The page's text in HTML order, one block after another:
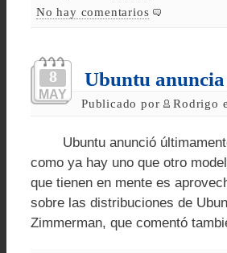
No hay comentarios
8
MAY
Ubuntu
Publicado por Rodrigo
Ubuntu anunció
como ya hay uno que otro
que tienen en mente es
sobre las distribuciones de
Zimmerman, que comentó